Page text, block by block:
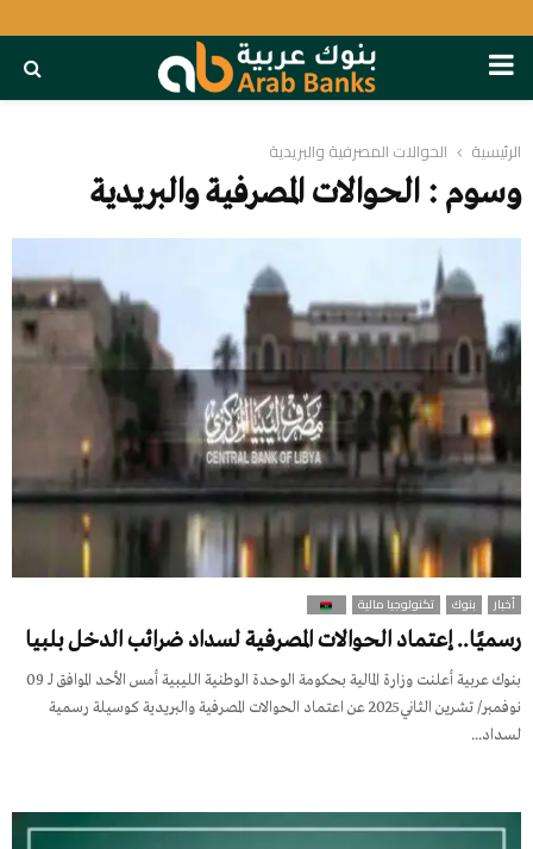
PRIMARY
MENU
الرئيسية الحوالات المصرفية والبريدية
وسوم : الحوالات المصرفية والبريدية
أخبار بنوك تكنولوجيا مالية
رسميًا.. إعتماد الحوالات المصرفية لسداد ضرائب الدخل بلبيا
بنوك عربية أعلنت وزارة المالية بحكومة الوحدة الوطنية الليبية أمس الأحد الموافق لـ 09
نوفمبر/ تشرين الثاني2025 عن اعتماد الحوالات المصرفية والبريدية كوسيلة رسمية
لسداد...